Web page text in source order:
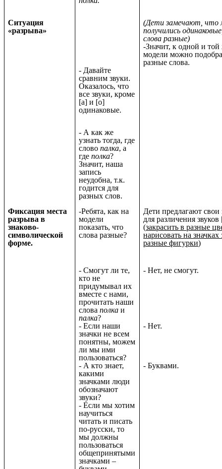
Ситуация
«разрыва»
(Дети замечают, что
получились
слова разные)
-Значит, к одной и той
модели можно
разные слова.
- Давайте
сравним звуки.
Оказалось, что
все звуки, кроме
[а] и [о]
одинаковые.
- А как же
узнать тогда, где
словопалка, а
гдеполка?
Значит, наша
запись
неудобна, т.к.
годится для
разных слов.
Фиксация места
разрыва в
знаково-
символической
форме.
-Ребята, как на
модели
показать, что
слова разные?
Дети предлагают свои
для различения
(закрасить в разные
нарисовать на значках
разные фигурки)
- Смогут ли те,
кто не
придумывал их
вместе с нами,
прочитать наши
словаполка и
палка?
- Нет, не смогут.
- Если наши
значки не всем
понятны, можем
ли мы ими
пользоваться?
- Нет.
- А кто знает,
какими
значками люди
обозначают
звуки?
- Буквами.
- Если мы хотим
научиться
читать и писать
по-русски, то
мы должны
пользоваться
общепринятыми
значками –